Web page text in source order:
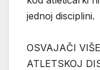
jednoj disciplini.
OSVAJAČI
ATLETSKOJ